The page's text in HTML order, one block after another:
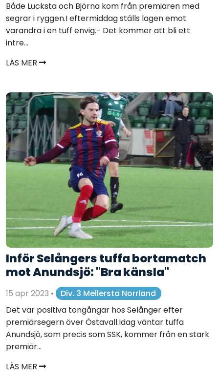
Både Lucksta och Björna kom från premiären med
segrar i ryggen.I eftermiddag ställs lagen emot
varandra i en tuff envig.- Det kommer att bli ett
intre...
LÄS MER
Inför Selångers tuffa bortamatch
mot Anundsjö: "Bra känsla"
15 apr 2023 •
Div. 3 Mellersta Norrland
Det var positiva tongångar hos Selånger efter
premiärsegern över Östavall.Idag väntar tuffa
Anundsjö, som precis som SSK, kommer från en stark
premiär...
LÄS MER